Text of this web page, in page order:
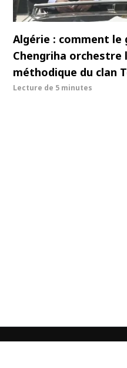
Algérie : comment le
Chengriha orchestre
méthodique du clan
Lecture de 5 minutes